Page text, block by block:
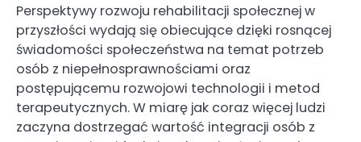
Perspektywy rozwoju rehabilitacji społecznej w
przyszłości wydają się obiecujące dzięki rosnącej
świadomości społeczeństwa na temat potrzeb
osób z niepełnosprawnościami oraz
postępującemu rozwojowi technologii i metod
terapeutycznych. W miarę jak coraz więcej ludzi
zaczyna dostrzegać wartość integracji osób z